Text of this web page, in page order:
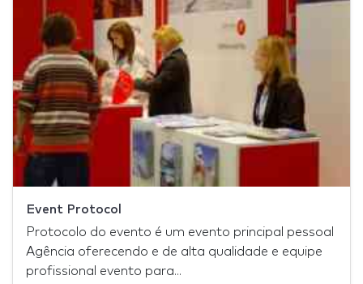
Event Protocol
Protocolo do evento é um evento principal pessoal
Agência oferecendo e de alta qualidade e equipe
profissional evento para...